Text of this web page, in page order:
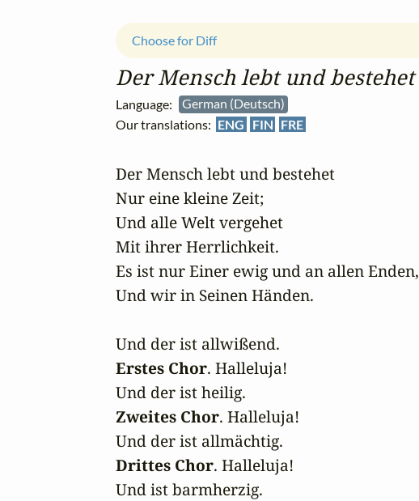
Der Mensch lebt und bestehet
Language:
German (Deutsch)
Our translations: ENG FIN FRE
Choose for Diff
Der Mensch lebt und bestehet
Nur eine kleine Zeit;
Und alle Welt vergehet
Mit ihrer Herrlichkeit.
Es ist nur Einer ewig und an allen Enden,
Und wir in Seinen Händen.
Erstes Chor. Halleluja!
Zweites Chor. Halleluja!
Drittes Chor. Halleluja!
Und ist barmherzig.